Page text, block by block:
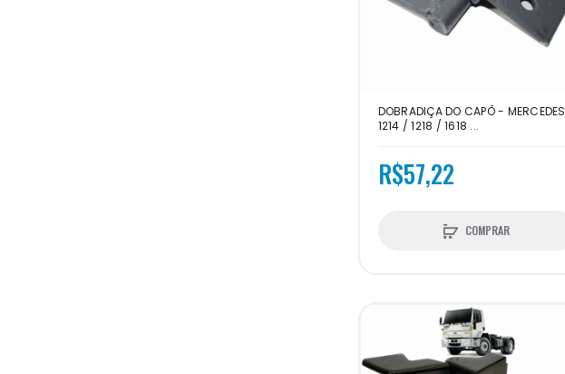
DOBRADIÇA DO CAPÔ - MERCEDES
1214 / 1218 / 1618 ...
R$57,22
COMPRAR